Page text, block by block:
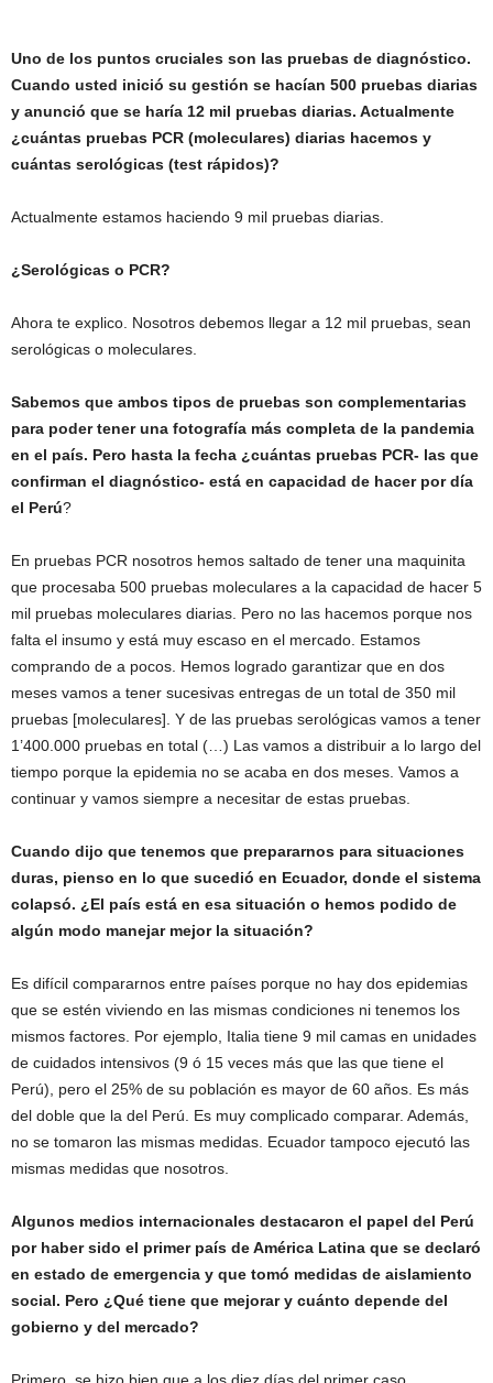
Uno de los puntos cruciales son las pruebas de diagnóstico.
Cuando usted inició su gestión se hacían 500 pruebas diarias
y anunció que se haría 12 mil pruebas diarias. Actualmente
¿cuántas pruebas PCR (moleculares) diarias hacemos y
cuántas serológicas (test rápidos)?
Actualmente estamos haciendo 9 mil pruebas diarias.
¿Serológicas o PCR?
Ahora te explico. Nosotros debemos llegar a 12 mil pruebas, sean
serológicas o moleculares.
Sabemos que ambos tipos de pruebas son complementarias
para poder tener una fotografía más completa de la pandemia
en el país. Pero hasta la fecha ¿cuántas pruebas PCR- las que
confirman el diagnóstico- está en capacidad de hacer por día
el Perú?
En pruebas PCR nosotros hemos saltado de tener una maquinita
que procesaba 500 pruebas moleculares a la capacidad de hacer 5
mil pruebas moleculares diarias. Pero no las hacemos porque nos
falta el insumo y está muy escaso en el mercado. Estamos
comprando de a pocos. Hemos logrado garantizar que en dos
meses vamos a tener sucesivas entregas de un total de 350 mil
pruebas [moleculares]. Y de las pruebas serológicas vamos a tener
1’400.000 pruebas en total (…) Las vamos a distribuir a lo largo del
tiempo porque la epidemia no se acaba en dos meses. Vamos a
continuar y vamos siempre a necesitar de estas pruebas.
Cuando dijo que tenemos que prepararnos para situaciones
duras, pienso en lo que sucedió en Ecuador, donde el sistema
colapsó. ¿El país está en esa situación o hemos podido de
algún modo manejar mejor la situación?
Es difícil compararnos entre países porque no hay dos epidemias
que se estén viviendo en las mismas condiciones ni tenemos los
mismos factores. Por ejemplo, Italia tiene 9 mil camas en unidades
de cuidados intensivos (9 ó 15 veces más que las que tiene el
Perú), pero el 25% de su población es mayor de 60 años. Es más
del doble que la del Perú. Es muy complicado comparar. Además,
no se tomaron las mismas medidas. Ecuador tampoco ejecutó las
mismas medidas que nosotros.
Algunos medios internacionales destacaron el papel del Perú
por haber sido el primer país de América Latina que se declaró
en estado de emergencia y que tomó medidas de aislamiento
social. Pero ¿Qué tiene que mejorar y cuánto depende del
gobierno y del mercado?